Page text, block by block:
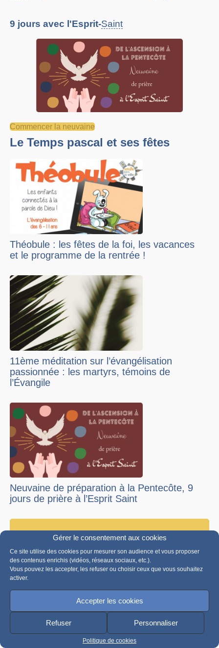
Gérer le consentement aux cookies
Ce site utilise des cookies pour mesurer son audience et vous proposer
des contenus enrichis (vidéos, réseaux sociaux, etc.).
Vous pouvez les accepter, les refuser ou choisir ceux que vous souhaitez
activer.
Accepter les cookies
Refuser Personnaliser
Politique de cookies
9 jours avec l'Esprit-Saint
Commencer la neuvaine
Le Temps pascal et ses fêtes
Théobule : les fêtes de la foi, les vacances
et le programme de la rentrée !
11ème méditation sur l’évangélisation
passionnée : les martyrs, témoins de
l’Évangile
Neuvaine de préparation à la Pentecôte, 9
jours de prière à l’Esprit Saint
Le temps de lamystagogie